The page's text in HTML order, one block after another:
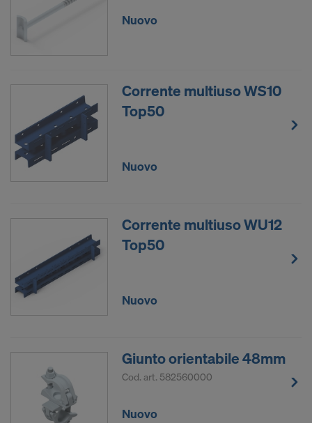
Nuovo
Corrente multiuso WS10
Top50
Nuovo
Corrente multiuso WU12
Top50
Nuovo
Giunto orientabile 48mm
Cod. art. 582560000
Nuovo
Rocket Science Group LLC
Vimeo LLC
Necessitiamo del consenso esplicito dell’utente per
potere continuare a trasmettere i suoi dati
personali.
L’utente può revocare in qualsiasi momento il
proprio consenso, con effetto futuro, mediante le
SI INTENDE FORNIRE IL CONSENSO
ALL’USO DEI COOKIE E ALLA
TRASMISSIONE DEI PROPRI DATI
PERSONALI NEGLI STATI UNITI?